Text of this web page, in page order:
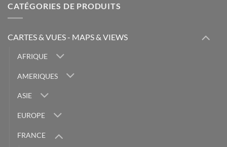
CATÉGORIES DE PRODUITS
CARTES & VUES - MAPS & VIEWS
AFRIQUE
AMERIQUES
ASIE
EUROPE
FRANCE